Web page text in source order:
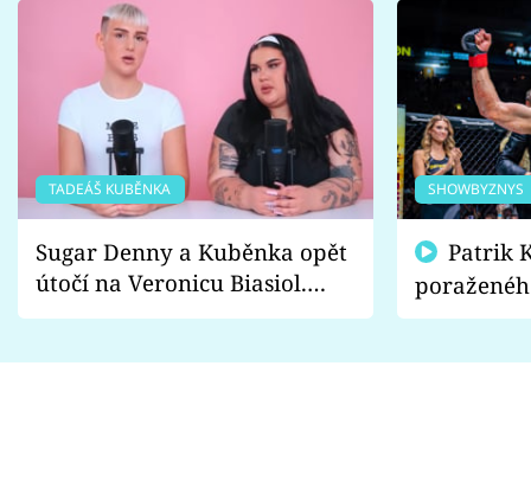
TADEÁŠ KUBĚNKA
Sugar Denny a Kuběnka opět
útočí na Veronicu Biasiol.
Proč je podle nich falešná a
SHOWBYZNYS
fanoušci